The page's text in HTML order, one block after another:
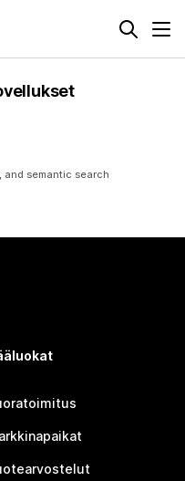
and semantic search